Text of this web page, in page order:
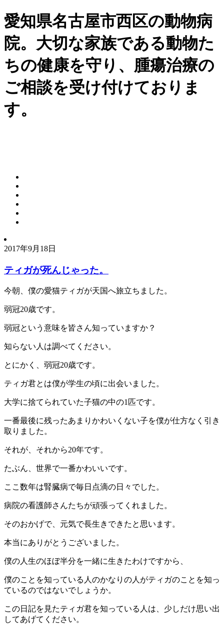
愛知県名古屋市西区の動物病
院。大切な家族である動物た
ちの健康を守り、腫瘍治療の
ご相談を受け付けておりま
す。
2017年9月18日
ティガが死んじゃった。
今朝、僕の愛猫ティガが天国へ旅立ちました。
弱冠20歳です。
弱冠という意味を皆さん知っていますか？
知らない人は調べてください。
とにかく、弱冠20歳です。
ティガ君とは僕が学生の頃に出会いました。
大学に捨てられていた子猫の中の1匹です。
一番最後に残ったあまりかわいくない子を僕が仕方なく引き
取りました。
それが、それから20年です。
たぶん、世界で一番かわいいです。
ここ数年は腎臓病で毎日点滴の日々でした。
病院の看護師さんたちが頑張ってくれました。
そのおかげで、元気で長生きできたと思います。
本当にありがとうございました。
僕の人生のほぼ半分を一緒に生きたわけですから、
僕のことを知っている人のかなりの人がティガのことを知っ
ているのではないでしょうか。
この日記を見たティガ君を知っている人は、少しだけ思い出
してあげてください。